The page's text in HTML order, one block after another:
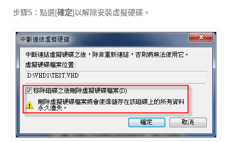
步驟5：點選[確定]以解除安裝虛擬硬碟。